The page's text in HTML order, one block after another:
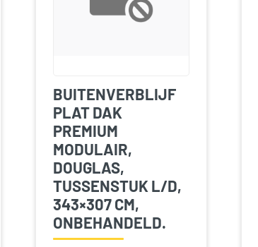
BUITENVERBLIJF
PLAT DAK
PREMIUM
MODULAIR,
DOUGLAS,
TUSSENSTUK L/D,
343×307 CM,
ONBEHANDELD.